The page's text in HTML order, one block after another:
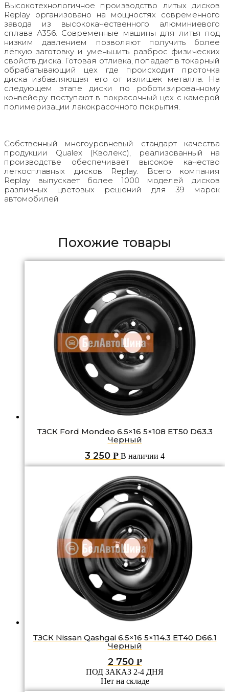
Высокотехнологичное производство литых дисков
Replay организовано на мощностях современного
завода из высококачественного алюминиевого
сплава А356. Современные машины для литья под
низким давлением позволяют получить более
лёгкую заготовку и уменьшить разброс физических
свойств диска. Готовая отливка, попадает в токарный
обрабатывающий цех где происходит проточка
диска избавляющая его от излишек металла. На
следующем этапе диски по роботизированному
конвейеру поступают в покрасочный цех с камерой
полимеризации лакокрасочного покрытия.
Собственный многоуровневый стандарт качества
продукции Qualex (Кволекс), реализованный на
производстве обеспечивает высокое качество
легкосплавных дисков Replay. Всего компания
Replay выпускает более 1000 моделей дисков
различных цветовых решений для 39 марок
автомобилей
Похожие товары
ТЗСК Ford Mondeo 6.5×16 5×108 ET50 D63.3
Черный
3 250 Р В наличии 4
ТЗСК Nissan Qashgai 6.5×16 5×114.3 ET40 D66.1
Черный
2 750 Р
ПОД ЗАКАЗ 2-4 ДНЯ
Нет на складе